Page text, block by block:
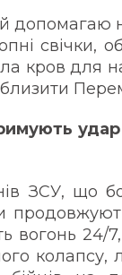
допомагаю
свічки,
кров для
удар
ЗСУ, що
24/7,
колапсу,